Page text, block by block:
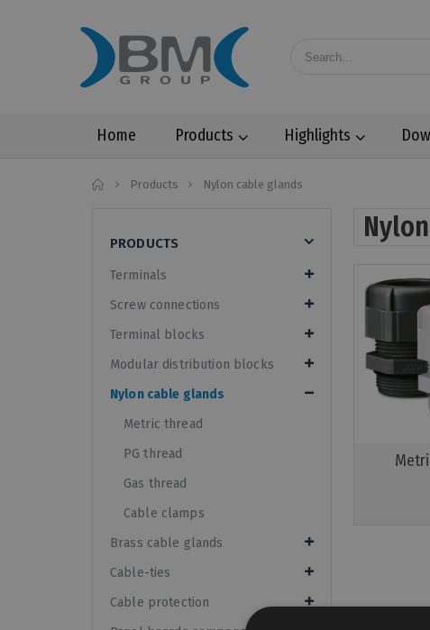
Home Products Highlights
Home
Products Nylon cable glands
PRODUCTS
Terminals
Screw connections
Terminal blocks
Modular distribution blocks
Nylon cable glands
Metric thread
PG thread
Gas thread
Cable clamps
Brass cable glands
Cable-ties
Cable protection